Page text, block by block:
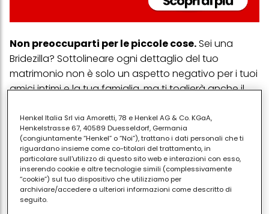
Non preoccuparti per le piccole cose.Sei una
Bridezilla? Sottolineare ogni dettaglio del tuo
matrimonio non è solo un aspetto negativo per i tuoi
amici intimi e la tua famiglia, ma ti toglierà anche il
Non organizzare il matrimonio che vogliono i
tuoi genitori.Se sono loro a finanziare le nozze, non
devono per forza scegliere. Ricordati che sui tu che ti
stai sposando. Assicurati di farlo presente anche alla
tua mamma e al tuo papà.
Non seguire tradizioni che non significano
Henkel Italia Srl via Amoretti, 78 e Henkel AG & Co. KGaA,
Henkelstrasse 67, 40589 Duesseldorf, Germania
(congiuntamente “Henkel” o “Noi”), trattano i dati personali che ti
riguardano insieme come co-titolari del trattamento, in
particolare sull'utilizzo di questo sito web e interazioni con esso,
inserendo cookie e altre tecnologie simili (complessivamente
“cookie”) sul tuo dispositivo che utilizziamo per
archiviare/accedere a ulteriori informazioni come descritto di
seguito.